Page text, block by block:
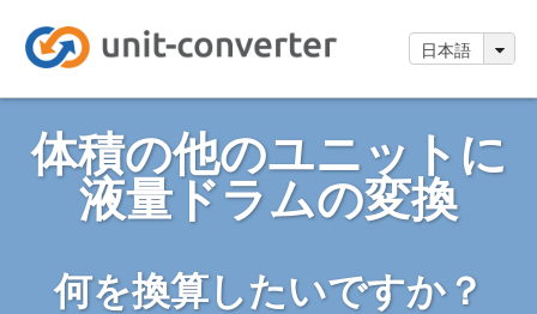
日本語
体積の他のユニットに
液量ドラムの変換
何を換算したいですか？